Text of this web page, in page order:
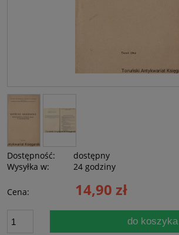
Dostępność:
dostępny
Wysyłka w:
24 godziny
Cena: 14,90 zł
do koszyka